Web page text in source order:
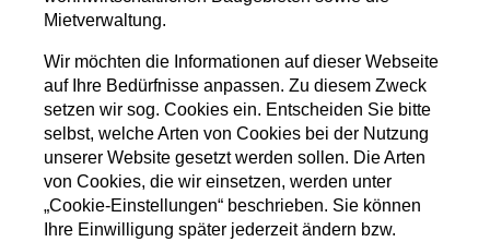
Mietverwaltung.
Wir möchten die Informationen auf dieser Webseite
auf Ihre Bedürfnisse anpassen. Zu diesem Zweck
setzen wir sog. Cookies ein. Entscheiden Sie bitte
selbst, welche Arten von Cookies bei der Nutzung
unserer Website gesetzt werden sollen. Die Arten
von Cookies, die wir einsetzen, werden unter
„Cookie-Einstellungen“ beschrieben. Sie können
Ihre Einwilligung später jederzeit ändern bzw.